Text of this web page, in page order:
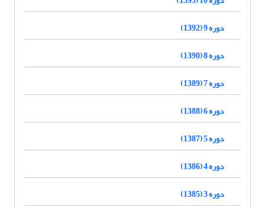
دوره 9 (1392)
دوره 8 (1390)
دوره 7 (1389)
دوره 6 (1388)
دوره 5 (1387)
دوره 4 (1386)
دوره 3 (1385)